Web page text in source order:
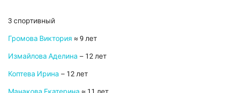
3 спортивный
Громова Виктория ≈ 9 лет
Измайлова Аделина – 12 лет
Коптева Ирина – 12 лет